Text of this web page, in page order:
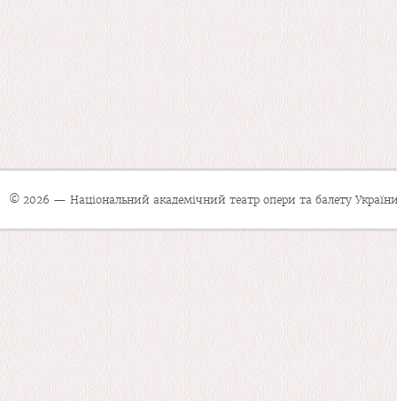
© 2026 — Національний академічний театр опери та балету